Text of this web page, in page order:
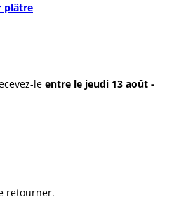
plâtre
le entre le jeudi 13 août -
retourner.